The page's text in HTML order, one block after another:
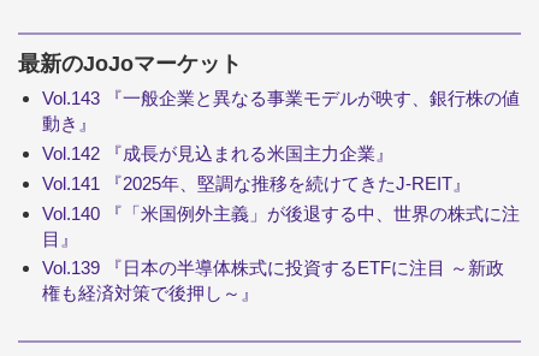
最新のJoJoマーケット
Vol.143 『一般企業と異なる事業モデルが映す、銀行株の値
動き』
Vol.142 『成長が見込まれる米国主力企業』
Vol.141 『2025年、堅調な推移を続けてきたJ-REIT』
Vol.140 『「米国例外主義」が後退する中、世界の株式に注
目』
Vol.139 『日本の半導体株式に投資するETFに注目 ～新政
権も経済対策で後押し～』